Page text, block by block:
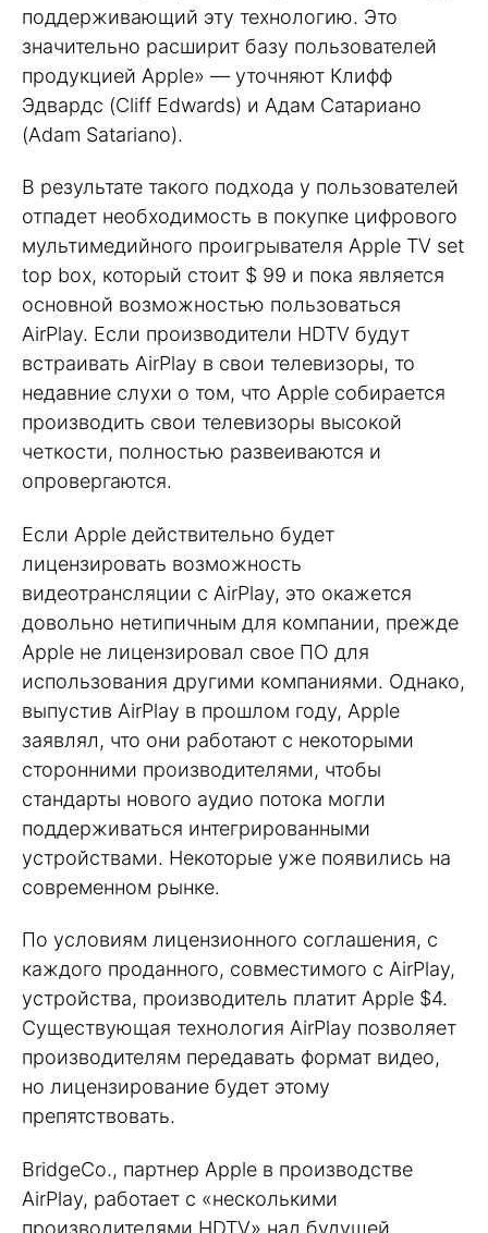
поддерживающий эту технологию. Это
значительно расширит базу пользователей
продукцией Apple» — уточняют Клифф
Эдвардс (Cliff Edwards) и Адам Сатариано
(Adam Satariano).
В результате такого подхода у пользователей
отпадет необходимость в покупке цифрового
мультимедийного проигрывателя Apple TV set
top box, который стоит $ 99 и пока является
основной возможностью пользоваться
AirPlay. Если производители HDTV будут
встраивать AirPlay в свои телевизоры, то
недавние слухи о том, что Apple собирается
производить свои телевизоры высокой
четкости, полностью развеиваются и
опровергаются.
Если Apple действительно будет
лицензировать возможность
видеотрансляции с AirPlay, это окажется
довольно нетипичным для компании, прежде
Apple не лицензировал свое ПО для
использования другими компаниями. Однако,
выпустив AirPlay в прошлом году, Apple
заявлял, что они работают с некоторыми
сторонними производителями, чтобы
стандарты нового аудио потока могли
поддерживаться интегрированными
устройствами. Некоторые уже появились на
современном рынке.
По условиям лицензионного соглашения, с
каждого проданного, совместимого с AirPlay,
устройства, производитель платит Apple $4.
Существующая технология AirPlay позволяет
производителям передавать формат видео,
но лицензирование будет этому
препятствовать.
BridgeCo., партнер Apple в производстве
AirPlay, работает с «несколькими
производителями HDTV» над будущей